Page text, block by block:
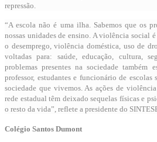
repressão.
“A escola não é uma ilha. Sabemos que os
nossas unidades de ensino. A violência social
o desemprego, violência doméstica, uso de
voltadas para: saúde, educação, cultura,
problemas presentes na sociedade também
professor, estudantes e funcionário de
sociedade que vivemos. As ações de
rede estadual têm deixado sequelas físicas e
o resto da vida”, reflete a presidente do
Colégio Santos